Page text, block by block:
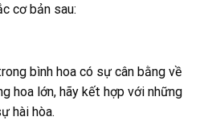
cơ bản sau:
bình hoa có sự cân bằng về
hoa lớn, hãy kết hợp với những
hài hòa.